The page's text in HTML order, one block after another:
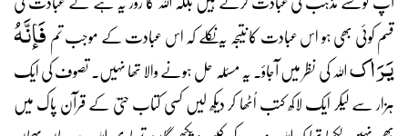
قسم کوئی بھی ہو اس عبادت کا نتیجہ یہ نکلے کہ اس عبادت کے موجب تمفَإنَّہُ
یَرَاکاللہ کی نظر میں آجاؤ۔ یہ مسئلہ حل ہونے والا تھا نہیں۔ تصوف کی ایک
ہزار سے لیکر ایک لاکھ کتب اُٹھا کر دیکھ لیں کسی کتاب حتیٰ کے قرآن پاک میں